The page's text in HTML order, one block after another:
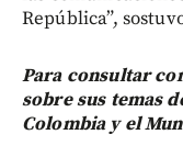
República”,
Para consultar
sobre sus temas
Colombia y el